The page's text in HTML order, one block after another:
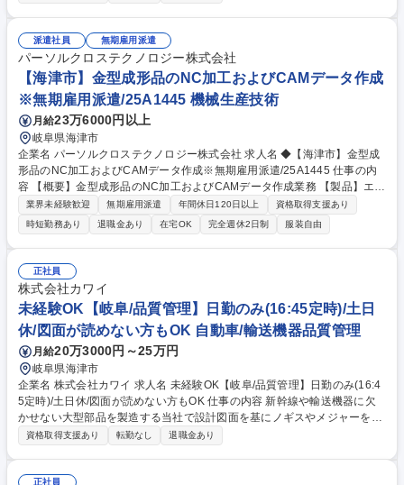
金属製品 【主な取引先と当社の強み】日本車輛製造様、三菱重工様などの
大手メーカー。求められる品質レベルが高いですが、顧客が指定した資格
を持っている技術者が複数在籍している為、安定したお取引があります。
難易度の高い依頼にも応えられる独自の加工技術力が強みです。 募集職種
【岐阜/調達･購買】新幹線等に欠かせない部品製造加工メーカー/再雇用制
度あり
派遣社員 無期雇用派遣
パーソルクロステクノロジー株式会社
【海津市】金型成形品のNC加工およびCAMデータ作成
※無期雇用派遣/25A1445 機械生産技術
月給23万6000円以上
岐阜県海津市
企業名 パーソルクロステクノロジー株式会社 求人名 ◆【海津市】金型成
形品のNC加工およびCAMデータ作成※無期雇用派遣/25A1445 仕事の内
容 【概要】金型成形品のNC加工およびCAMデータ作成業務 【製品】エレ
クトロニクス産業向けフィルム金型、プレス金型 【使用ツール】NC加工
機：FANAC製ワイヤー放電加工機、細穴加工機、マシニングセンター
【詳細】設計部から共有された図面をもとにNC加工機を使用して金型成
形品の製作をお願いします。CADデータをCAMに変換する業務から対応
いただき、経験のある方なら一部CAD図面の修正などもお願いします。製
品知識が身についてきたら、出来上がった製品の検証や設計部へのフィー
ドバックもお願いします。【機械図面読解】有【CAD】AutoCAD,SOLID
WORKS【備考】時短相談可/月に1日程度の土曜出勤や祝日の出勤が発生
する可能性有 募集職種 ◆【海津市】金型成形品のNC加工およびCAMデー
タ作成※無期雇用派遣/25A1445
業界未経験歓迎 無期雇用派遣 年間休日120日以上
資格取得支援あり
時短勤務あり
退職金あり 在宅OK 完全週休2日制 服装自由
正社員
株式会社カワイ
未経験OK【岐阜/品質管理】日勤のみ(16:45定時)/土日
休/図面が読めない方もOK 自動車/輸送機器品質管理
月給20万3000円～25万円
岐阜県海津市
企業名 株式会社カワイ 求人名 未経験OK【岐阜/品質管理】日勤のみ(16:4
5定時)/土日休/図面が読めない方もOK 仕事の内容 新幹線や輸送機器に欠
かせない大型部品を製造する当社で設計図面を基にノギスやメジャーを用
いて、完成品の寸法や外観などの検査を行います。工具の使い方や図面の
内講師がイチからじっくり教えていきます。さらに、国家資格「機械検
資格取得支援あり 転勤なし 退職金あり
正社員